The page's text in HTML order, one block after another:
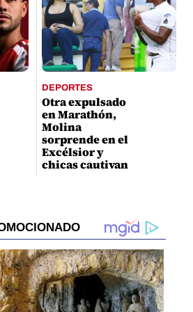
DEPORTES
Otra expulsado
en Marathón,
Molina
sorprende en el
Excélsior y
chicas cautivan